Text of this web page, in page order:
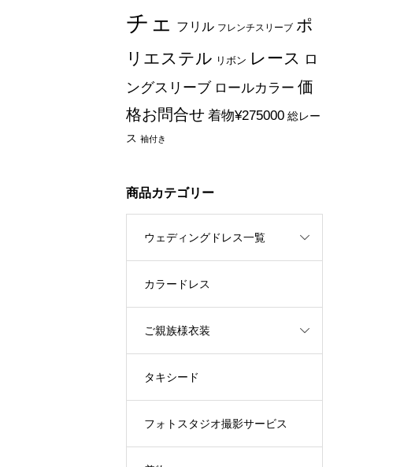
チェ フリル フレンチスリーブ ポ
リエステル リボン レース ロ
ングスリーブ ロールカラー 価
格お問合せ 着物¥275000 総レー
ス 袖付き
商品カテゴリー
ウェディングドレス一覧
カラードレス
ご親族様衣装
タキシード
フォトスタジオ撮影サービス